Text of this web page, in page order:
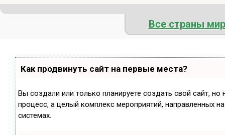
Все страны
Как продвинуть сайт на первые места?
Вы создали или только планируете создать свой сайт,
процесс, а целый комплекс мероприятий, направленных
системах.